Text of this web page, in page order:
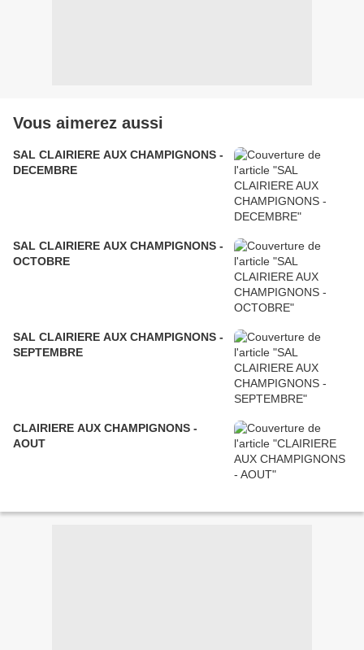
Vous aimerez aussi
SAL CLAIRIERE AUX CHAMPIGNONS -
DECEMBRE
SAL CLAIRIERE AUX CHAMPIGNONS -
OCTOBRE
SAL CLAIRIERE AUX CHAMPIGNONS -
SEPTEMBRE
CLAIRIERE AUX CHAMPIGNONS -
AOUT